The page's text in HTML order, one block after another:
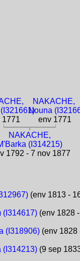
1771
NAKACHE,
Nouna
env 1771
NAKACHE,
(I314215)
1792 - 7 nov 1877
(env 1813 -
(I314617)(env 1828 -
(I318906)(env 1828
(I314213)(9 sep